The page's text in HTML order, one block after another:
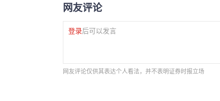
网友评论
登录后可以发言
网友评论仅供其表达个人看法，并不表明证券时报立场